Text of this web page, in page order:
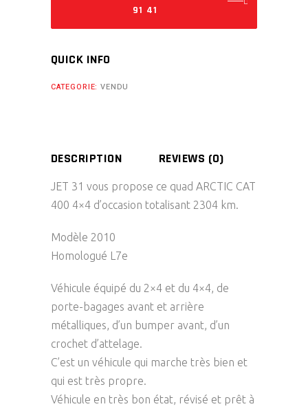
91 41
QUICK INFO
CATEGORIE:VENDU
DESCRIPTION REVIEWS (0)
JET 31 vous propose ce quad ARCTIC CAT
400 4×4 d’occasion totalisant 2304 km.
Modèle 2010
Homologué L7e
Véhicule équipé du 2×4 et du 4×4, de
porte-bagages avant et arrière
métalliques, d’un bumper avant, d’un
crochet d’attelage.
C’est un véhicule qui marche très bien et
qui est très propre.
Véhicule en très bon état, révisé et prêt à